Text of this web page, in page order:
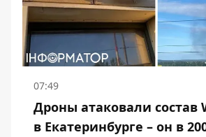
07:49
Дроны атаковали состав
в Екатеринбурге – он в